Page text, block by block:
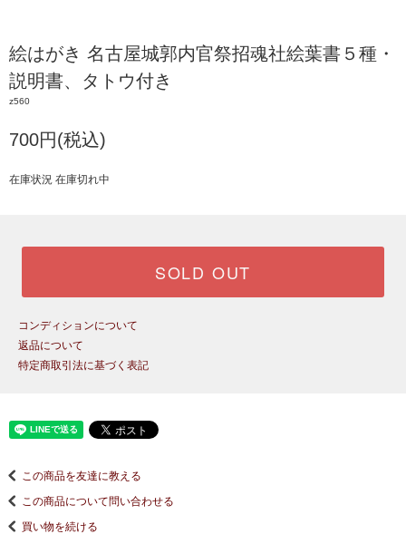
絵はがき 名古屋城郭内官祭招魂社絵葉書５種・
説明書、タトウ付き
z560
700円(税込)
在庫状況 在庫切れ中
SOLD OUT
コンディションについて
返品について
特定商取引法に基づく表記
この商品を友達に教える
この商品について問い合わせる
買い物を続ける